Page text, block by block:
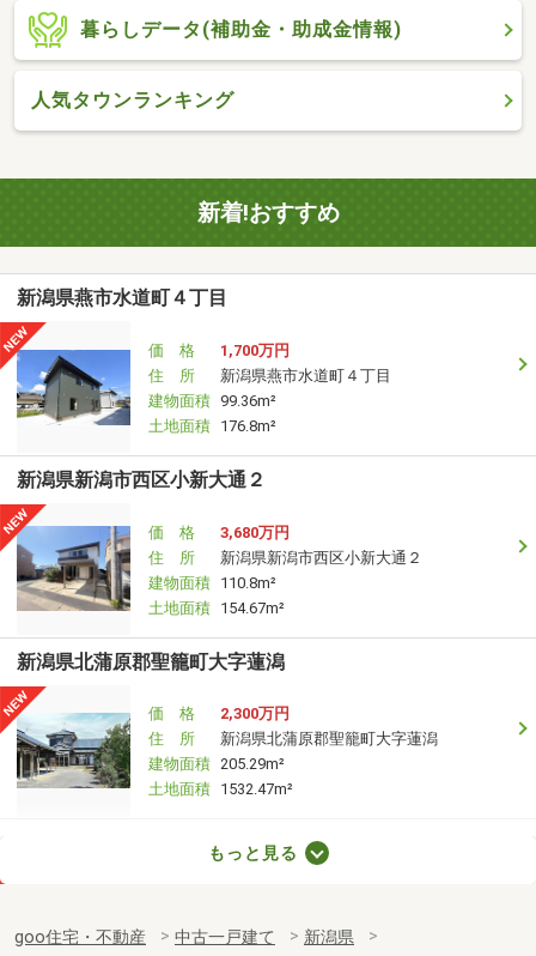
暮らしデータ(補助金・助成金情報)
人気タウンランキング
新着!おすすめ
新潟県燕市水道町４丁目
価 格
1,700万円
住 所
新潟県燕市水道町４丁目
建物面積 99.36m²
土地面積 176.8m²
新潟県新潟市西区小新大通２
価 格
3,680万円
住 所
新潟県新潟市西区小新大通２
建物面積 110.8m²
土地面積 154.67m²
新潟県北蒲原郡聖籠町大字蓮潟
価 格
2,300万円
住 所
新潟県北蒲原郡聖籠町大字蓮潟
建物面積 205.29m²
土地面積 1532.47m²
建物面積 127.79m²
もっと見る
goo住宅・不動産 中古一戸建て
新潟県